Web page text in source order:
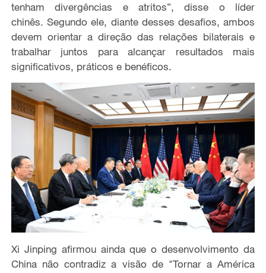
tenham divergências e atritos”, disse o líder
chinês. Segundo ele, diante desses desafios, ambos
devem orientar a direção das relações bilaterais e
trabalhar juntos para
alcançar resultados mais
significativos, práticos e benéficos.
Xi Jinping afirmou ainda que odesenvolvimento da
China não contradiz a visão de "Tornar a América